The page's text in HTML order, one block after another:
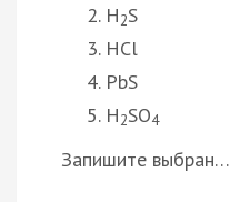
H2S
HCl
PbS
H2SO4
Запишите выбран…